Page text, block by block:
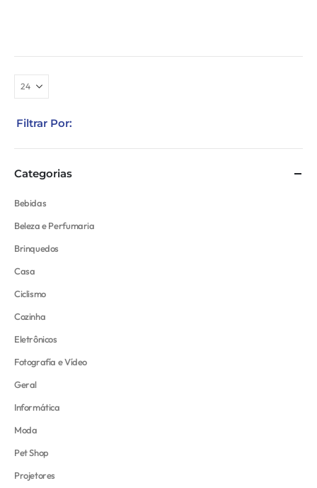
Filtrar Por:
Categorias
Bebidas
Beleza e Perfumaria
Brinquedos
Casa
Ciclismo
Cozinha
Eletrônicos
Fotografía e Vídeo
Geral
Informática
Moda
Pet Shop
Projetores